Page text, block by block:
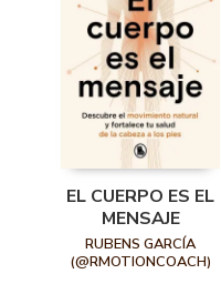
EL CUERPO ES EL
MENSAJE
RUBENS GARCÍA
(@RMOTIONCOACH)